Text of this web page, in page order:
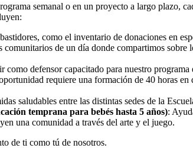
semanal o en un proyecto a largo plazo,
como el inventario de donaciones en
comunitarios de un día donde compartimos
como defensor capacitado para nuestro
requiere una formación de 40 horas
saludables entre las distintas sedes de la
temprana para bebés hasta 5 años):
una comunidad a través del arte y el juego.
de ti como tú de nosotros.